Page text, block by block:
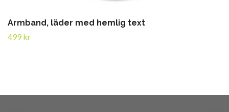
Armband, läder med hemlig text
499 kr